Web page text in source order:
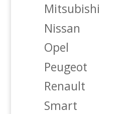
Mitsubishi
Nissan
Opel
Peugeot
Renault
Smart